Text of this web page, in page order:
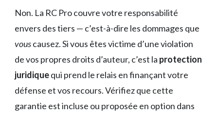
Non. La RC Pro couvre votre responsabilité
envers des tiers — c’est-à-dire les dommages que
vouscausez. Si vous êtes victime d’une violation
de vos propres droits d’auteur, c’est la protection
juridiquequi prend le relais en finançant votre
défense et vos recours. Vérifiez que cette
garantie est incluse ou proposée en option dans